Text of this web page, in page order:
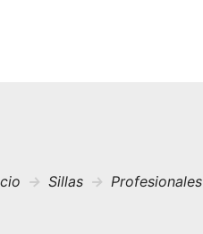
Sillas Profesionales